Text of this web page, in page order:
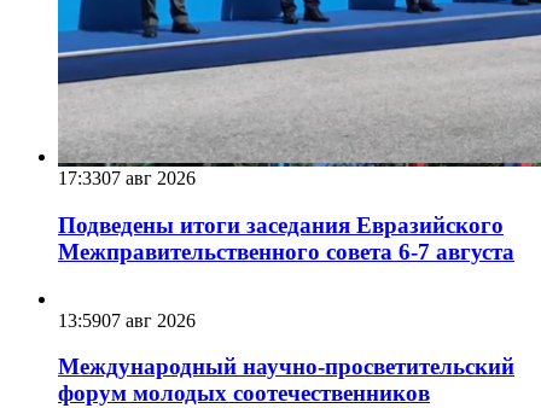
17:3307 авг 2026
Подведены итоги заседания Евразийского
Межправительственного совета 6-7 августа
13:5907 авг 2026
Международный научно-просветительский
форум молодых соотечественников